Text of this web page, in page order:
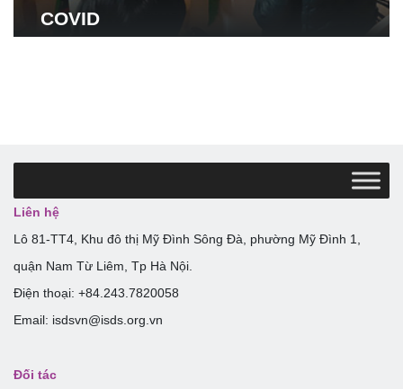
COVID
Liên hệ
Lô 81-TT4, Khu đô thị Mỹ Đình Sông Đà, phường Mỹ Đình 1,
quận Nam Từ Liêm, Tp Hà Nội.
Điện thoại: +84.243.7820058
Email: isdsvn@isds.org.vn
Đối tác